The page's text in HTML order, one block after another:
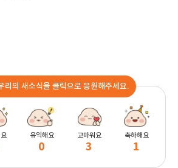
리의 새소식을 클릭으로 응원해주세요.
유익해요
0
고마워요
3
축하해요
1